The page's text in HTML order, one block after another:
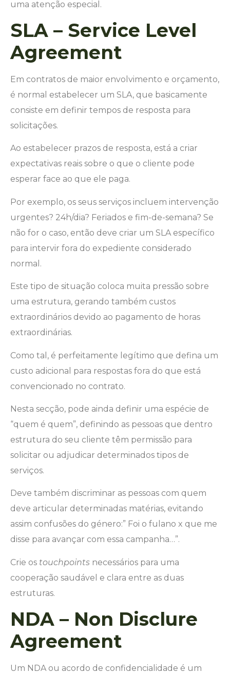
uma atenção especial.
SLA – Service Level
Agreement
Em contratos de maior envolvimento e orçamento,
é normal estabelecer um SLA, que basicamente
consiste em definir tempos de resposta para
solicitações.
Ao estabelecer prazos de resposta, está a criar
expectativas reais sobre o que o cliente pode
esperar face ao que ele paga.
Por exemplo, os seus serviços incluem intervenção
urgentes? 24h/dia? Feriados e fim-de-semana? Se
não for o caso, então deve criar um SLA específico
para intervir fora do expediente considerado
normal.
Este tipo de situação coloca muita pressão sobre
uma estrutura, gerando também custos
extraordinários devido ao pagamento de horas
extraordinárias.
Como tal, é perfeitamente legítimo que defina um
custo adicional para respostas fora do que está
convencionado no contrato.
Nesta secção, pode ainda definir uma espécie de
“quem é quem”, definindo as pessoas que dentro
estrutura do seu cliente têm permissão para
solicitar ou adjudicar determinados tipos de
serviços.
Deve também discriminar as pessoas com quem
deve articular determinadas matérias, evitando
assim confusões do género:” Foi o fulano x que me
disse para avançar com essa campanha…”.
Crie os touchpoints necessários para uma
cooperação saudável e clara entre as duas
estruturas.
NDA – Non Disclure
Agreement
Um NDA ou acordo de confidencialidade é um